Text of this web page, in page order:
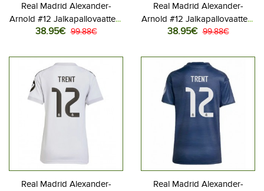
Real Madrid Alexander-
Arnold #12 Jalkapallovaatteet
Vieraspaita 2025-26
38.95€ 99.88€
Real Madrid Alexander-
Arnold #12 Jalkapallovaatteet
Kolmaspaita 2025-26
38.95€ 99.88€
Real Madrid Alexander-
Real Madrid Alexander-